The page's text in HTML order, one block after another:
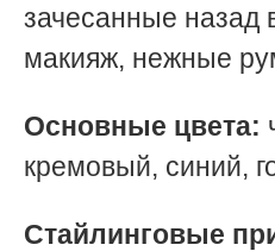
зачесанные
макияж, нежные
Основные цвета:
кремовый, синий,
Стайлинговые